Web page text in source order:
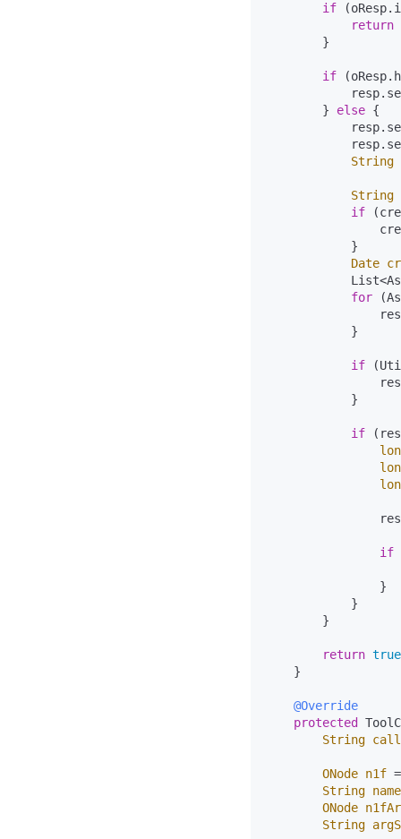
if
return
        }
if
        }
else {
String
String
if
            }
Date
for
            }
if
            }
if
if
                }
            }
        }
return true
    }
@Override
protected
String
ONode n1f =
String name
ONode
String